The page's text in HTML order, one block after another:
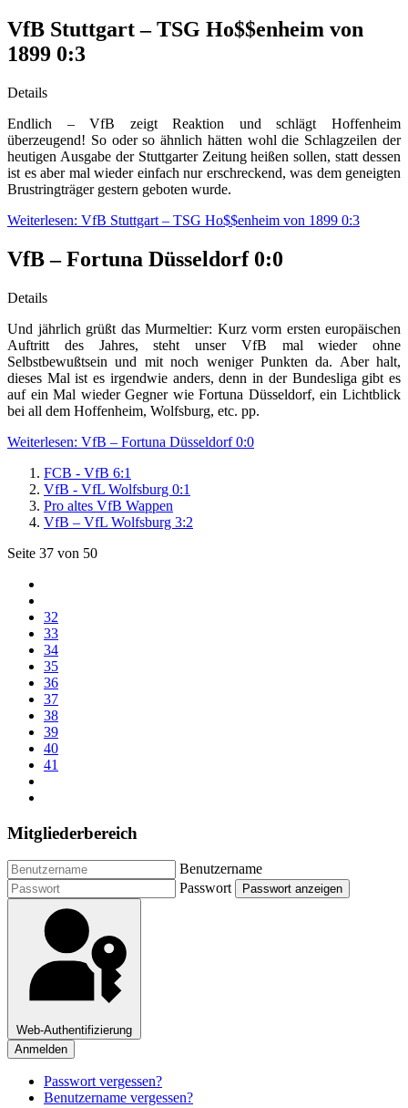
VfB Stuttgart – TSG Ho$$enheim von
1899 0:3
Details
Endlich – VfB zeigt Reaktion und schlägt Hoffenheim
überzeugend! So oder so ähnlich hätten wohl die Schlagzeilen der
heutigen Ausgabe der Stuttgarter Zeitung heißen sollen, statt dessen
ist es aber mal wieder einfach nur erschreckend, was dem geneigten
Brustringträger gestern geboten wurde.
Weiterlesen: VfB Stuttgart – TSG Ho$$enheim von 1899 0:3
VfB – Fortuna Düsseldorf 0:0
Details
Und jährlich grüßt das Murmeltier: Kurz vorm ersten europäischen
Auftritt des Jahres, steht unser VfB mal wieder ohne
Selbstbewußtsein und mit noch weniger Punkten da. Aber halt,
dieses Mal ist es irgendwie anders, denn in der Bundesliga gibt es
auf ein Mal wieder Gegner wie Fortuna Düsseldorf, ein Lichtblick
bei all dem Hoffenheim, Wolfsburg, etc. pp.
Weiterlesen: VfB – Fortuna Düsseldorf 0:0
FCB - VfB 6:1
VfB - VfL Wolfsburg 0:1
Pro altes VfB Wappen
VfB – VfL Wolfsburg 3:2
Seite 37 von 50
32
33
34
35
36
37
38
39
40
41
Mitgliederbereich
Benutzername
Passwort
Passwort anzeigen
Web-Authentifizierung
Anmelden
Passwort vergessen?
Benutzername vergessen?